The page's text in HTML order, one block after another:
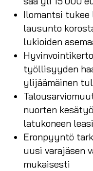
Ilomantsi
lausunto
lukioiden
työllisyyden
ylijäämäinen
nuorten
latukoneen
Eronpyyntö
uusi varajäsen
mukaisesti